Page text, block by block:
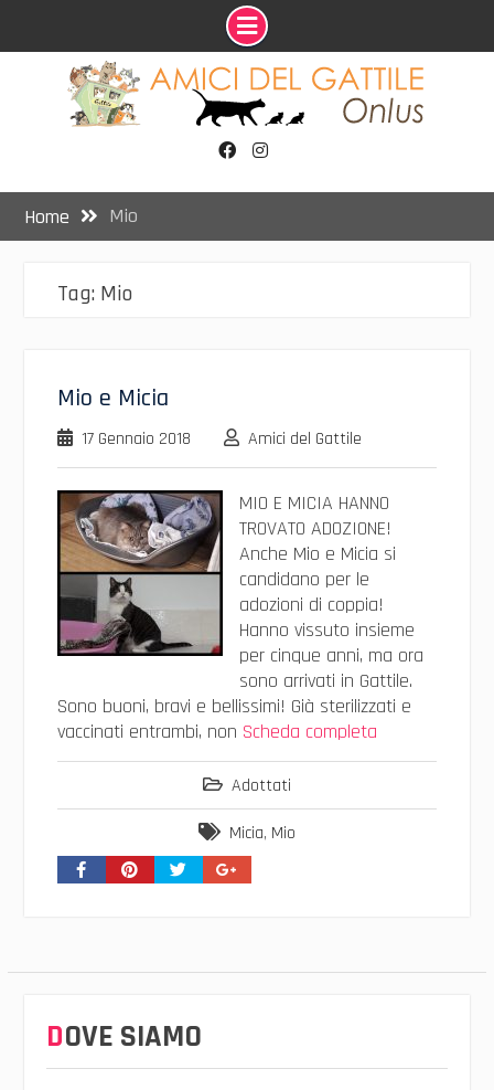
Home
Mio
Tag: Mio
Mio e Micia
17 Gennaio 2018 Amici del Gattile
MIO E MICIA HANNO
TROVATO ADOZIONE!
Anche Mio e Micia si
candidano per le
adozioni di coppia!
Hanno vissuto insieme
per cinque anni, ma ora
sono arrivati in Gattile.
Sono buoni, bravi e bellissimi! Già sterilizzati e
vaccinati entrambi, non Scheda completa
Adottati
Micia, Mio
DOVE SIAMO